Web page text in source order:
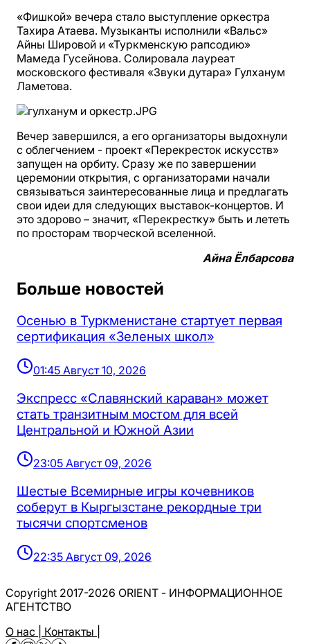
«Фишкой» вечера стало выступление оркестра
Тахира Атаева. Музыканты исполнили «Вальс»
Айны Шировой и «Туркменскую рапсодию»
Мамеда Гусейнова. Солировала лауреат
московского фестиваля «Звуки дутара» Гулханум
Ламетова.
Вечер завершился, а его организаторы выдохнули
с облегчением - проект «Перекресток искусств»
запущен на орбиту. Сразу же по завершении
церемонии открытия, с организаторами начали
связываться заинтересованные лица и предлагать
свои идеи для следующих выставок-концертов. И
это здорово – значит, «Перекрестку» быть и лететь
по просторам творческой вселенной.
Айна Ёлбарсова
Больше новостей
Осенью в Туркменистане стартует первая
сертификация «Зеленых школ»
01:45 Август 10, 2026
Экспресс «Славянский караван» может
стать транзитным мостом для всей
Центральной и Южной Азии
23:05 Август 09, 2026
Шестые Всемирные игры кочевников
соберут в Кыргызстане рекордные три
тысячи спортсменов
22:35 Август 09, 2026
Copyright 2017-2026 ORIENT - ИНФОРМАЦИОННОЕ
АГЕНТСТВО
О нас | Контакты |